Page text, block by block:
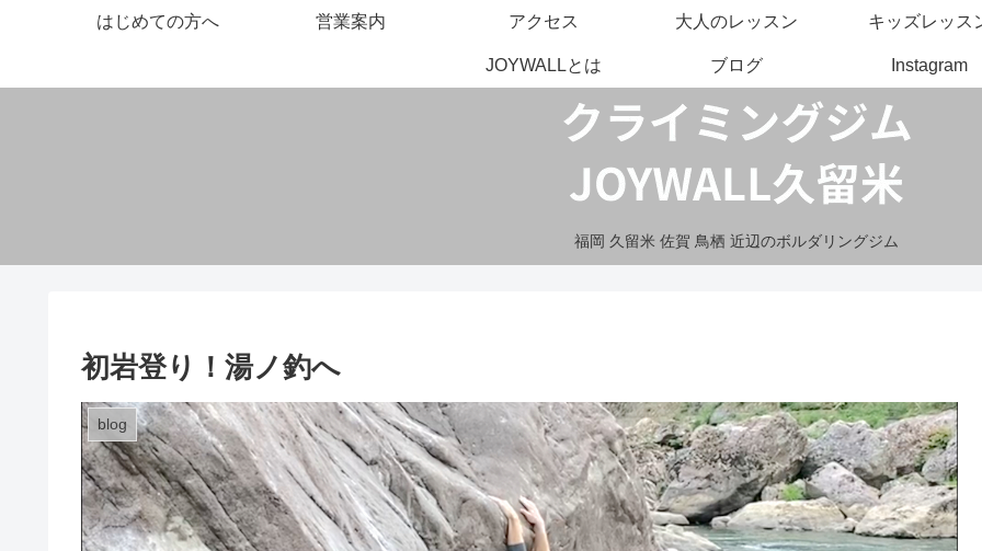
福岡 久留米 佐賀 鳥栖 近辺のボルダリングジム
はじめての方へ 営業案内 アクセス 大人のレッスン キッズレッス
JOYWALLとは ブログ Instagram
初岩登り！湯ノ釣へ
blog